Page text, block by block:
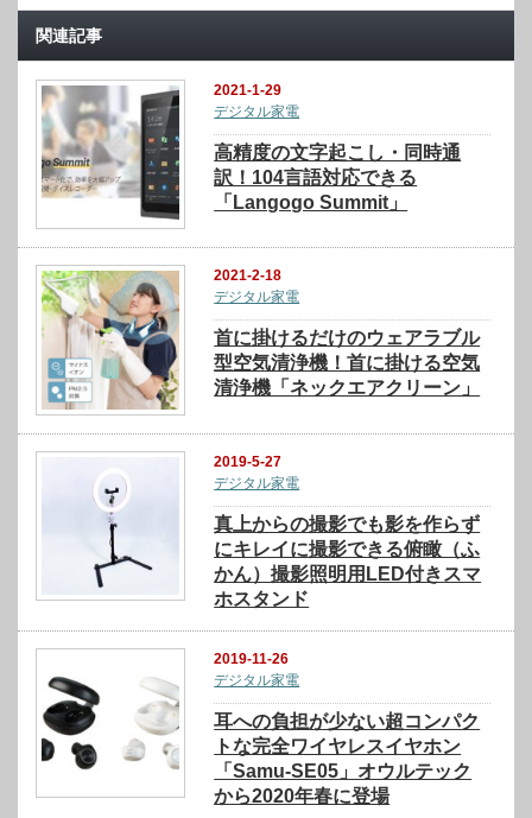
関連記事
2021-1-29
デジタル家電
高精度の文字起こし・同時通
訳！104言語対応できる
「Langogo Summit」
2021-2-18
デジタル家電
首に掛けるだけのウェアラブル
型空気清浄機！首に掛ける空気
清浄機「ネックエアクリーン」
2019-5-27
デジタル家電
真上からの撮影でも影を作らず
にキレイに撮影できる俯瞰（ふ
かん）撮影照明用LED付きスマ
ホスタンド
2019-11-26
デジタル家電
耳への負担が少ない超コンパク
トな完全ワイヤレスイヤホン
「Samu-SE05」オウルテック
から2020年春に登場